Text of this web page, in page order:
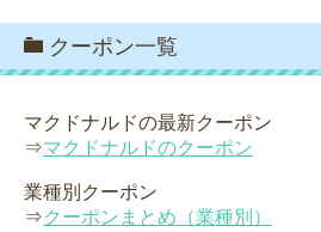
クーポン一覧
マクドナルドの最新クーポン
⇒マクドナルドのクーポン
業種別クーポン
⇒クーポンまとめ（業種別）